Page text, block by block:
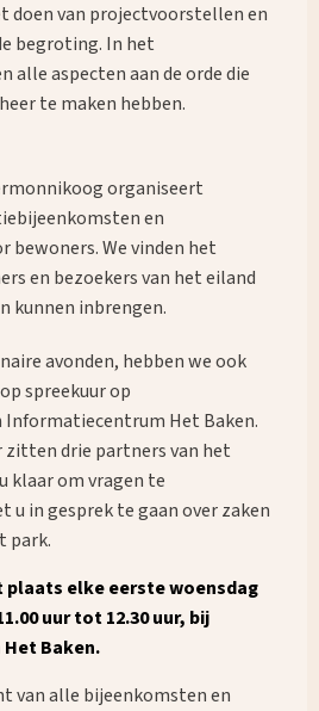
doen van projectvoorstellen en
begroting. In het
alle aspecten aan de orde die
te maken hebben.
organiseert
en
bewoners. We vinden het
en bezoekers van het eiland
kunnen inbrengen.
avonden, hebben we ook
spreekuur op
Informatiecentrum Het Baken.
zitten drie partners van het
klaar om vragen te
u in gesprek te gaan over zaken
park.
plaats elke eerste woensdag
uur tot 12.30 uur, bij
Baken.
van alle bijeenkomsten en